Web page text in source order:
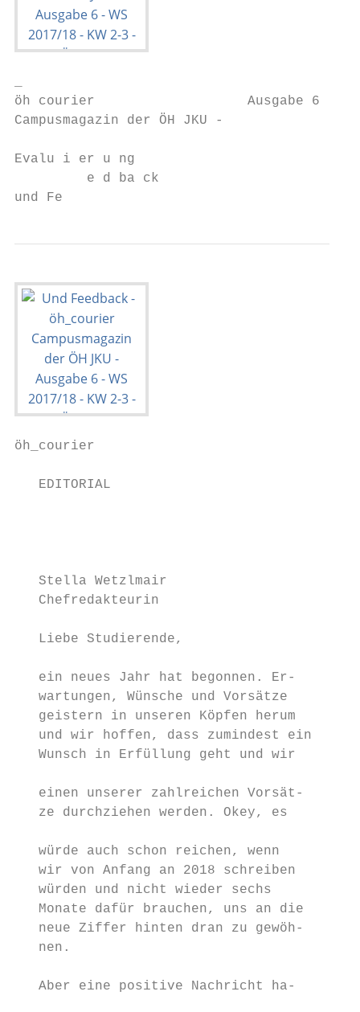
öh courier                   Ausgabe 6 - WS
Campusmagazin der ÖH JKU -
Evalu i er u ng
         e d ba ck
und Fe
öh_courier
EDITORIAL
   Stella Wetzlmair
   Chefredakteurin
   Liebe Studierende,
   ein neues Jahr hat begonnen. Er-
   wartungen, Wünsche und Vorsätze
geistern in unseren Köpfen herum
   und wir hoffen, dass zumindest ein
   Wunsch in Erfüllung geht und wir
einen unserer zahlreichen Vorsät-
   ze durchziehen werden. Okey, es
   würde auch schon reichen, wenn
wir von Anfang an 2018 schreiben
würden und nicht wieder sechs
   Monate dafür brauchen, uns an die
   neue Ziffer hinten dran zu gewöh-
   nen.
   Aber eine positive Nachricht ha-